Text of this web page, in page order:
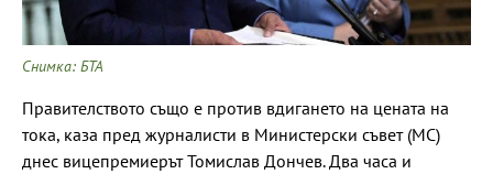
Снимка: БТА
Правителството също е против вдигането на цената на
тока, каза пред журналисти в Министерски съвет (МС)
днес вицепремиерът Томислав Дончев. Два часа и